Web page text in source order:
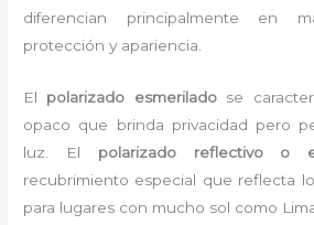
diferencian principalmente en
protección y apariencia.
El polarizado esmeriladose
opaco que brinda privacidad pero
luz. El polarizado reflectivo o
recubrimiento especial que reflecta
para lugares con mucho sol como